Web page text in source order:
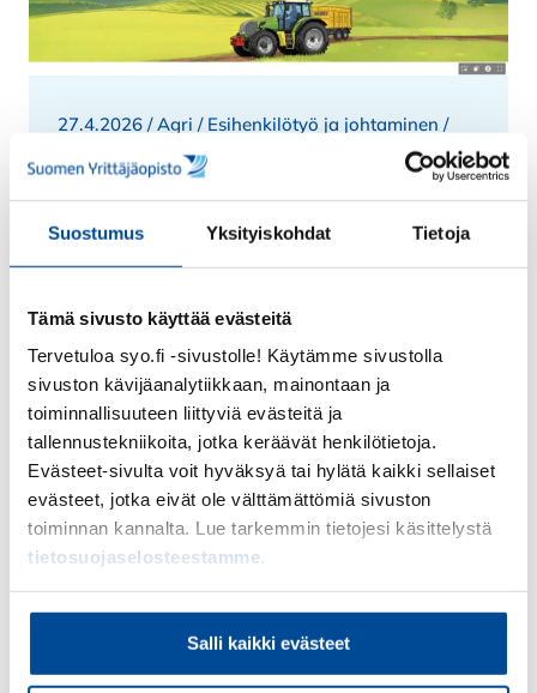
Suostumus Yksityiskohdat Tietoja
Tämä sivusto käyttää evästeitä
Tervetuloa syo.fi -sivustolle! Käytämme sivustolla
sivuston kävijäanalytiikkaan, mainontaan ja
toiminnallisuuteen liittyviä evästeitä ja
tallennustekniikoita, jotka keräävät henkilötietoja.
Evästeet-sivulta voit hyväksyä tai hylätä kaikki sellaiset
evästeet, jotka eivät ole välttämättömiä sivuston
toiminnan kannalta. Lue tarkemmin tietojesi käsittelystä
tietosuojaselosteestamme.
Salli kaikki evästeet
27.4.2026 /Agri / Esihenkilötyö ja johtaminen /
Maatalousyrittäjän
Digipakki – Valmiina
käyttöön
Nyt se on julkaistu! Maatalousyrittäjän
Digipakki. Se on käytännönläheinen
oppimisympäristö, joka opastaa maatilan
arjen digityökaluihin,…
Lue lisää